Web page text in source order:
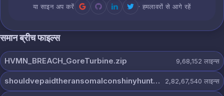
या साइन अप करें · हमलावरों से आगे रहें
समान ब्रीच फाइल्स
HVMN_BREACH_GoreTurbine.zip 9,68,152 लाइन्स
shouldvepaidtheransomalconshinyhunters.7z 2,82,67,540 लाइन्स